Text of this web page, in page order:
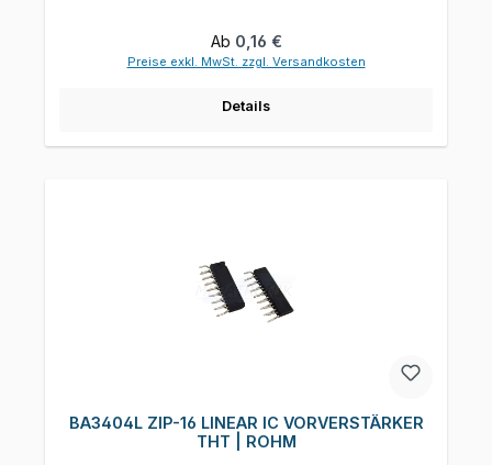
Regulärer Preis:
Ab 0,16 €
Preise exkl. MwSt. zzgl. Versandkosten
Details
BA3404L ZIP-16 LINEAR IC VORVERSTÄRKER
THT | ROHM